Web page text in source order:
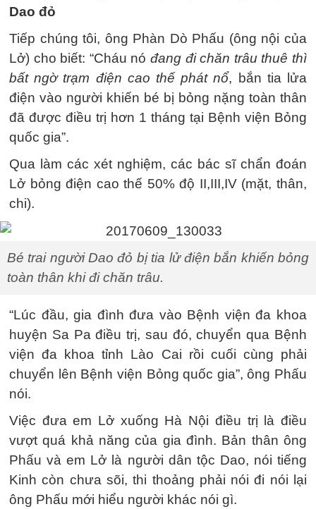
Dao đỏ
Tiếp chúng tôi, ông Phàn Dò Phấu (ông nội của
Lở) cho biết: “Cháu nó đang đi chăn trâu thuê thì
bất ngờ trạm điện cao thế phát nổ, bắn tia lửa
điện vào người khiến bé bị bỏng nặng toàn thân
đã được điều trị hơn 1 tháng tại Bệnh viện Bỏng
quốc gia”.
Qua làm các xét nghiệm, các bác sĩ chẩn đoán
Lở bỏng điện cao thế 50% độ II,III,IV (mặt, thân,
chi).
Bé trai người Dao đỏ bị tia lử điện bắn khiến bỏng
toàn thân khi đi chăn trâu.
“Lúc đầu, gia đình đưa vào Bệnh viện đa khoa
huyện Sa Pa điều trị, sau đó, chuyển qua Bệnh
viện đa khoa tỉnh Lào Cai rồi cuối cùng phải
chuyển lên Bệnh viện Bỏng quốc gia”, ông Phấu
nói.
Việc đưa em Lở xuống Hà Nội điều trị là điều
vượt quá khả năng của gia đình. Bản thân ông
Phấu và em Lở là người dân tộc Dao, nói tiếng
Kinh còn chưa sõi, thi thoảng phải nói đi nói lại
ông Phấu mới hiểu người khác nói gì.